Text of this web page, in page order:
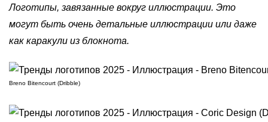
Логотипы, завязанные вокруг иллюстрации. Это
могут быть очень детальные иллюстрации или даже
как каракули из блокнота.
Breno Bitencourt (Dribble)